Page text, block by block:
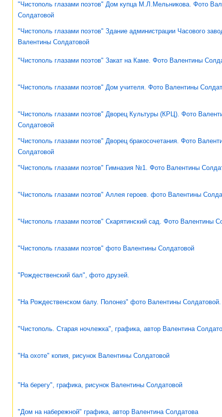
"Чистополь глазами поэтов" Дом купца М.Л.Мельникова. Фото
Солдатовой
"Чистополь глазами поэтов" Здание администрации Часового
Валентины Солдатовой
"Чистополь глазами поэтов" Закат на Каме. Фото Валентины
"Чистополь глазами поэтов" Дом учителя. Фото Валентины
"Чистополь глазами поэтов" Дворец Культуры (КРЦ). Фото
Солдатовой
"Чистополь глазами поэтов" Дворец бракосочетания. Фото
Солдатовой
"Чистополь глазами поэтов" Гимназия №1. Фото Валентины
"Чистополь глазами поэтов" Аллея героев. фото Валентины
"Чистополь глазами поэтов" Скарятинский сад. Фото Валентины
"Чистополь глазами поэтов" фото Валентины Солдатовой
"Рождественский бал", фото друзей.
"На Рождественском балу. Полонез" фото Валентины Солдатовой.
"Чистополь. Старая ночлежка", графика, автор Валентина
"На охоте" копия, рисунок Валентины Солдатовой
"На берегу", графика, рисунок Валентины Солдатовой
"Дом на набережной" графика, автор Валентина Солдатова